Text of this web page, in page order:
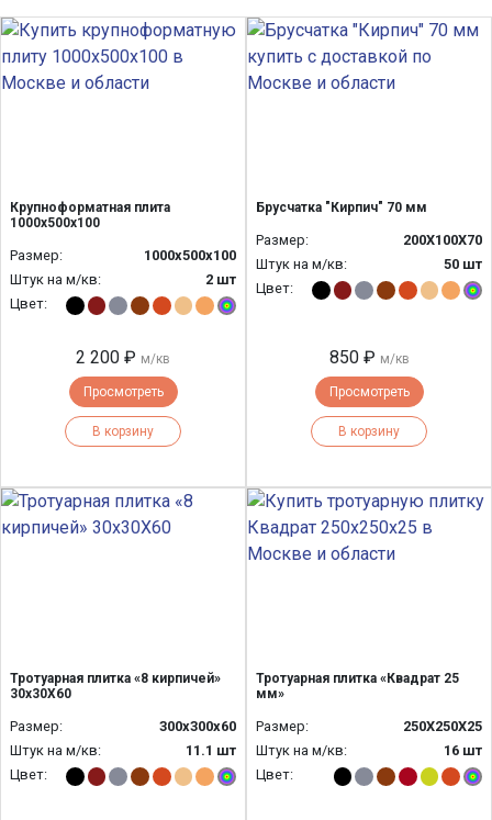
Крупноформатная плита
1000х500х100
Размер:
1000х500х100
Штук на м/кв:
2 шт
Цвет:
2 200 ₽ м/кв
Просмотреть
В корзину
Брусчатка "Кирпич" 70 мм
Размер:
200Х100Х70
Штук на м/кв:
50 шт
Цвет:
850 ₽ м/кв
Просмотреть
В корзину
Тротуарная плитка «8 кирпичей»
30х30Х60
Размер:
300x300x60
Штук на м/кв:
11.1 шт
Цвет:
Тротуарная плитка «Квадрат 25
мм»
Размер:
250Х250Х25
Штук на м/кв:
16 шт
Цвет: